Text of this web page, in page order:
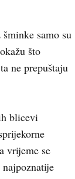
samo su
što
ne prepuštaju
blicevi
vrijeme se